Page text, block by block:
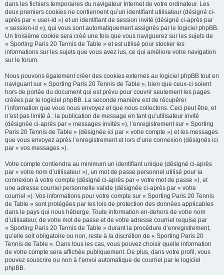
dans les fichiers temporaires du navigateur Internet de votre ordinateur. Les
deux premiers cookies ne contiennent qu’un identifiant utilisateur (désigné ci-
après par « user-id ») et un identifiant de session invité (désigné ci-après par
« session-id »), qui vous sont automatiquement assignés par le logiciel phpBB.
Un troisième cookie sera créé une fois que vous naviguerez sur les sujets de
« Sporting Paris 20 Tennis de Table » et est utilisé pour stocker les
informations sur les sujets que vous avez lus, ce qui améliore votre navigation
sur le forum.
Nous pouvons également créer des cookies externes au logiciel phpBB tout en
naviguant sur « Sporting Paris 20 Tennis de Table », bien que ceux-ci soient
hors de portée du document qui est prévu pour couvrir seulement les pages
créées par le logiciel phpBB. La seconde manière est de récupérer
l’information que vous nous envoyez et que nous collectons. Ceci peut être, et
n’est pas limité à : la publication de message en tant qu’utilisateur invité
(désignée ci-après par « messages invités »), l’enregistrement sur « Sporting
Paris 20 Tennis de Table » (désignée ici par « votre compte ») et les messages
que vous envoyez après l’enregistrement et lors d’une connexion (désignés ici
par « vos messages »).
Votre compte contiendra au minimum un identifiant unique (désigné ci-après
par « votre nom d’utilisateur »), un mot de passe personnel utilisé pour la
connexion à votre compte (désigné ci-après par « votre mot de passe »), et
une adresse courriel personnelle valide (désignée ci-après par « votre
courriel »). Vos informations pour votre compte sur « Sporting Paris 20 Tennis
de Table » sont protégées par les lois de protection des données applicables
dans le pays qui nous héberge. Toute information en-dehors de votre nom
d’utilisateur, de votre mot de passe et de votre adresse courriel requise par
« Sporting Paris 20 Tennis de Table » durant la procédure d’enregistrement,
qu’elle soit obligatoire ou non, reste à la discrétion de « Sporting Paris 20
Tennis de Table ». Dans tous les cas, vous pouvez choisir quelle information
de votre compte sera affichée publiquement. De plus, dans votre profil, vous
pouvez souscrire ou non à l’envoi automatique de courriel par le logiciel
phpBB.